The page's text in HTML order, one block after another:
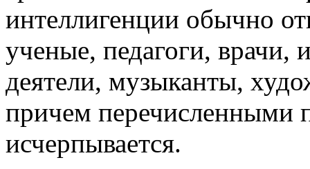
интеллигенции обычно
ученые, педагоги,
деятели, музыканты,
причем перечисленными
исчерпывается.